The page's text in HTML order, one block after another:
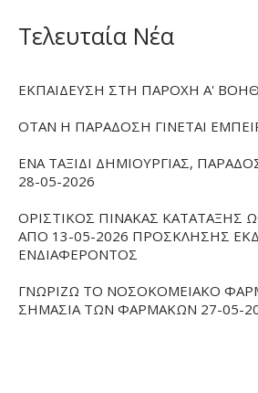
Τελευταία Νέα
ΕΚΠΑΙΔΕΥΣΗ ΣΤΗ ΠΑΡΟΧΗ Α'
ΟΤΑΝ Η ΠΑΡΑΔΟΣΗ ΓΙΝΕΤΑΙ
ΕΝΑ ΤΑΞΙΔΙ ΔΗΜΙΟΥΡΓΙΑΣ,
28-05-2026
ΟΡΙΣΤΙΚΟΣ ΠΙΝΑΚΑΣ
ΑΠΟ 13-05-2026 ΠΡΟΣΚΛΗΣΗΣ
ΕΝΔΙΑΦΕΡΟΝΤΟΣ
ΓΝΩΡΙΖΩ ΤΟ ΝΟΣΟΚΟΜΕΙΑΚΟ
ΣΗΜΑΣΙΑ ΤΩΝ ΦΑΡΜΑΚΩΝ 27-05-